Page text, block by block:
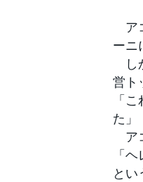
ア
ーニ
し
営ト
「
た」
ア
「
とい